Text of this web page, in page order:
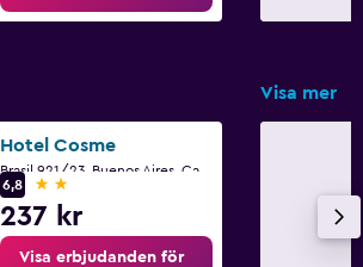
Visa mer
Hotel Cosme
6,8
2 stjärnor
237 kr
Visa erbjudanden för